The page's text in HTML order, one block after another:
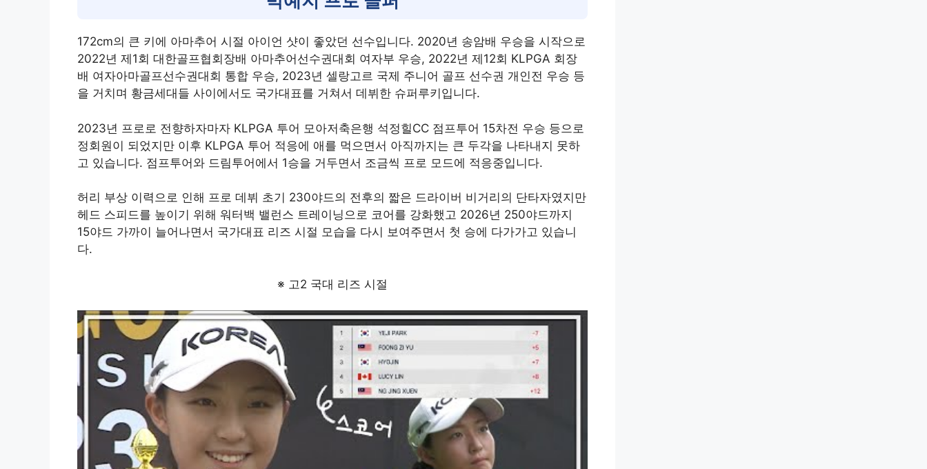
172cm의 큰 키에 아마추어 시절 아이언 샷이 좋았던 선수입니다. 2020년 송암배 우승을 시작으로
2022년 제1회 대한골프협회장배 아마추어선수권대회 여자부 우승, 2022년 제12회 KLPGA 회장
배 여자아마골프선수권대회 통합 우승, 2023년 셀랑고르 국제 주니어 골프 선수권 개인전 우승 등
을 거치며 황금세대들 사이에서도 국가대표를 거쳐서 데뷔한 슈퍼루키입니다.
2023년 프로로 전향하자마자 KLPGA 투어 모아저축은행 석정힐CC 점프투어 15차전 우승 등으로
정회원이 되었지만 이후 KLPGA 투어 적응에 애를 먹으면서 아직까지는 큰 두각을 나타내지 못하
고 있습니다. 점프투어와 드림투어에서 1승을 거두면서 조금씩 프로 모드에 적응중입니다.
허리 부상 이력으로 인해 프로 데뷔 초기 230야드의 전후의 짧은 드라이버 비거리의 단타자였지만
헤드 스피드를 높이기 위해 워터백 밸런스 트레이닝으로 코어를 강화했고 2026년 250야드까지
15야드 가까이 늘어나면서 국가대표 리즈 시절 모습을 다시 보여주면서 첫 승에 다가가고 있습니
다.
※ 고2 국대 리즈 시절